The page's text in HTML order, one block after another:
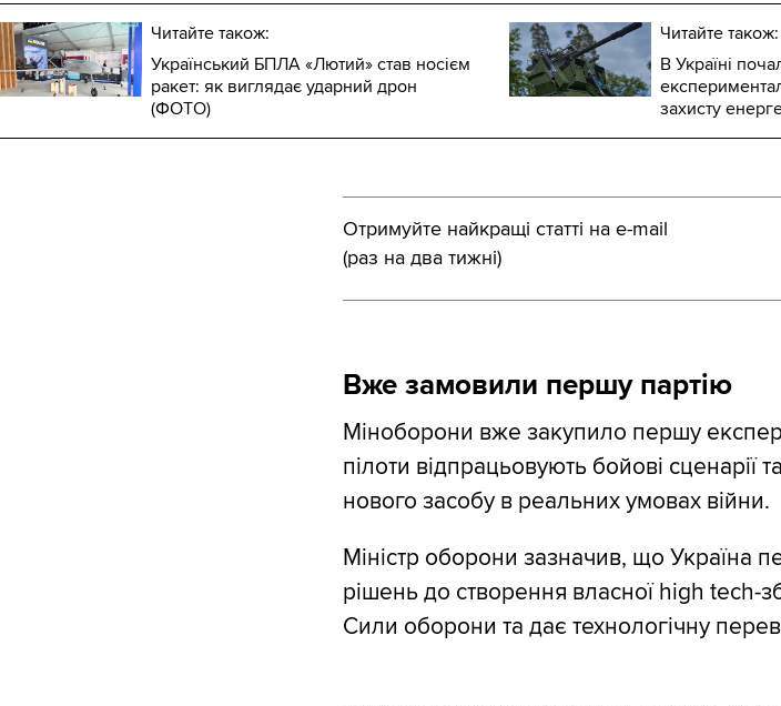
Читайте також:
Український БПЛА «Лютий» став носієм
ракет: як виглядає ударний дрон
(ФОТО)
Читайте також:
В Україні
захисту
Отримуйте найкращі статті на e-mail
(раз на два тижні)
Вже замовили першу партію
Міноборони вже закупило першу
пілоти відпрацьовують бойові сценарії
нового засобу в реальних умовах війни.
Міністр оборони зазначив, що Україна
рішень до створення власної high tech-
Сили оборони та дає технологічну